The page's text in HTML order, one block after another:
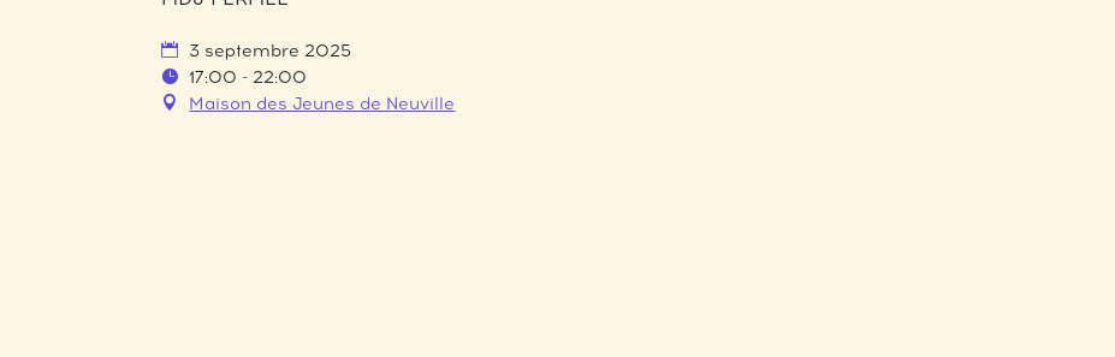
3 septembre 2025
17:00 - 22:00
Maison des Jeunes de Neuville